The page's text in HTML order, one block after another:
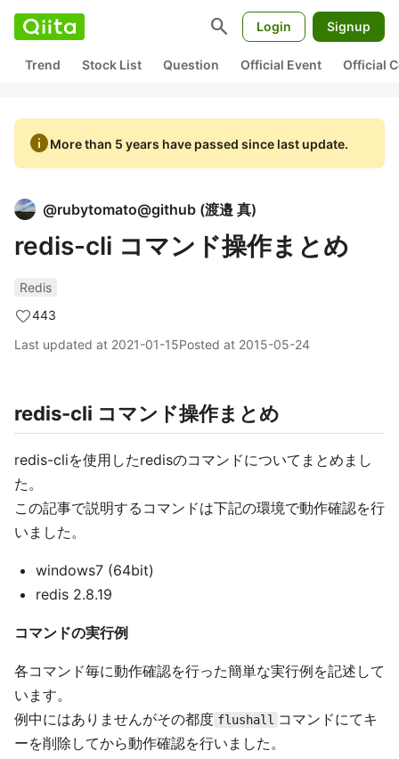
search Login Signup
Trend Stock List Question Official Event Official
infoMore than 5 years have passed since last update.
@rubytomato@github (渡邉 真)
redis-cli コマンド操作まとめ
Redis
443
Last updated at 2021-01-15Posted at 2015-05-24
redis-cli コマンド操作まとめ
redis-cliを使用したredisのコマンドについてまとめまし
た。
この記事で説明するコマンドは下記の環境で動作確認を行
いました。
windows7 (64bit)
redis 2.8.19
コマンドの実行例
各コマンド毎に動作確認を行った簡単な実行例を記述して
います。
例中にはありませんがその都度 flushall コマンドにてキ
ーを削除してから動作確認を行いました。